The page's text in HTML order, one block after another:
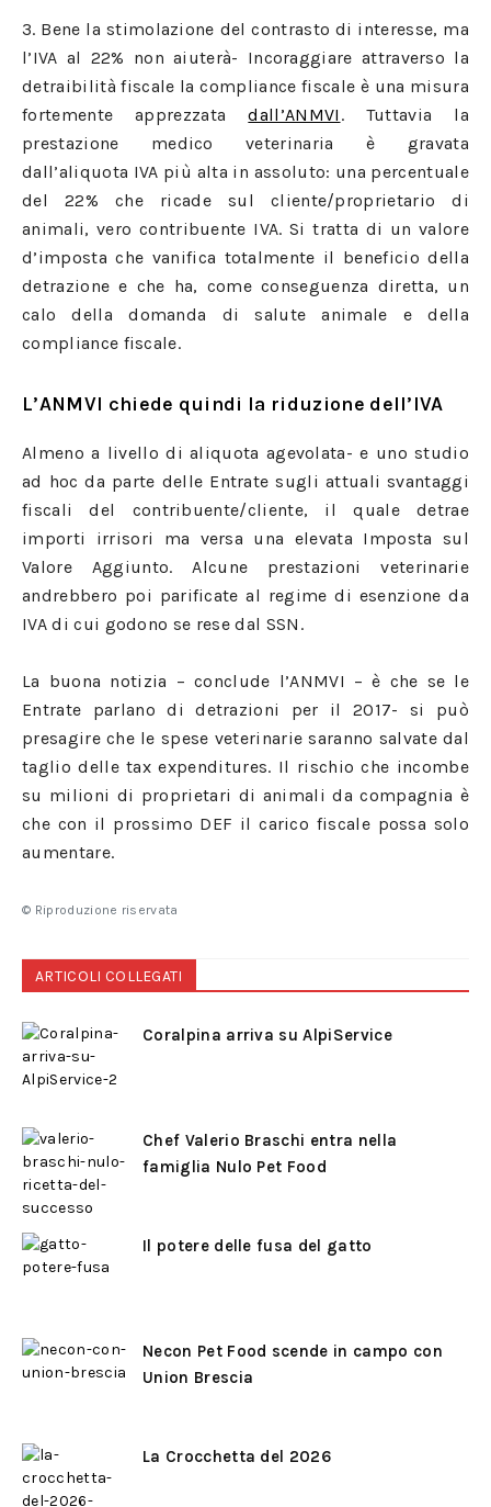
3. Bene la stimolazione del contrasto di interesse, ma
l’IVA al 22% non aiuterà- Incoraggiare attraverso la
detraibilità fiscale la compliance fiscale è una misura
fortemente apprezzatadall’ANMVI . Tuttavia la
prestazione medico veterinaria è gravata
dall’aliquota IVA più alta in assoluto: una percentuale
del 22% che ricade sul cliente/proprietario di
animali, vero contribuente IVA. Si tratta di un valore
d’imposta che vanifica totalmente il beneficio della
detrazione e che ha, come conseguenza diretta, un
calo della domanda di salute animale e della
compliance fiscale.
L’ANMVI chiede quindi la riduzione dell’IVA
Almeno a livello di aliquota agevolata- e uno studio
ad hoc da parte delle Entrate sugli attuali svantaggi
fiscali del contribuente/cliente, il quale detrae
importi irrisori ma versa una elevata Imposta sul
Valore Aggiunto. Alcune prestazioni veterinarie
andrebbero poi parificate al regime di esenzione da
IVA di cui godono se rese dal SSN.
La buona notizia – conclude l’ANMVI – è che se le
Entrate parlano di detrazioni per il 2017- si può
presagire che le spese veterinarie saranno salvate dal
taglio delle tax expenditures. Il rischio che incombe
su milioni di proprietari di animali da compagnia è
che con il prossimo DEF il carico fiscale possa solo
aumentare.
© Riproduzione riservata
ARTICOLI COLLEGATI
Coralpina arriva su AlpiService
Chef Valerio Braschi entra nella
famiglia Nulo Pet Food
Il potere delle fusa del gatto
Necon Pet Food scende in campo con
Union Brescia
La Crocchetta del 2026